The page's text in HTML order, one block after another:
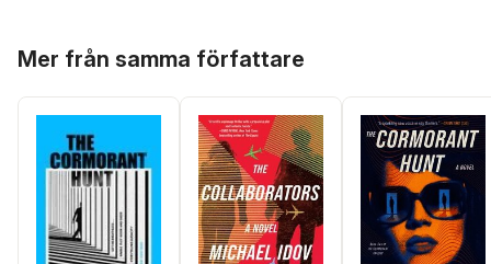
Mer från samma författare